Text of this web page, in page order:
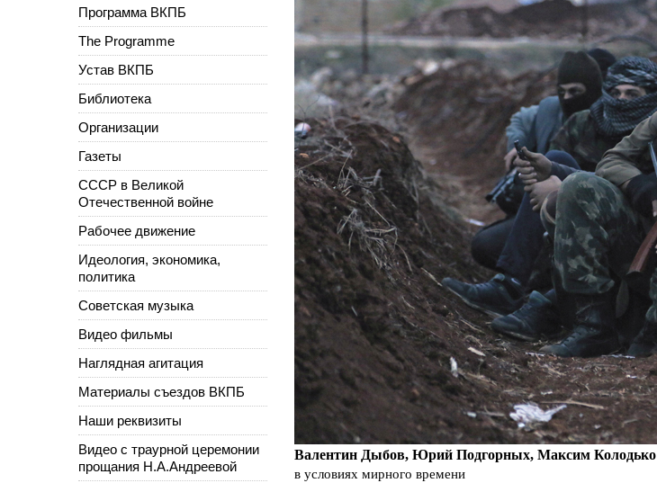
Валентин Дыбов, Юрий Подгорных, Максим Колодько
в условиях мирного времени
Программа ВКПБ
The Programme
Устав ВКПБ
Библиотека
Организации
Газеты
СССР в Великой
Отечественной войне
Рабочее движение
Идеология, экономика,
политика
Советская музыка
Видео фильмы
Наглядная агитация
Материалы съездов ВКПБ
Наши реквизиты
Видео с траурной церемонии
прощания Н.А.Андреевой